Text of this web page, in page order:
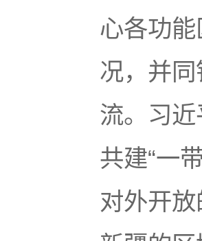
心各功
况，并
流。习
共建“一
对外开